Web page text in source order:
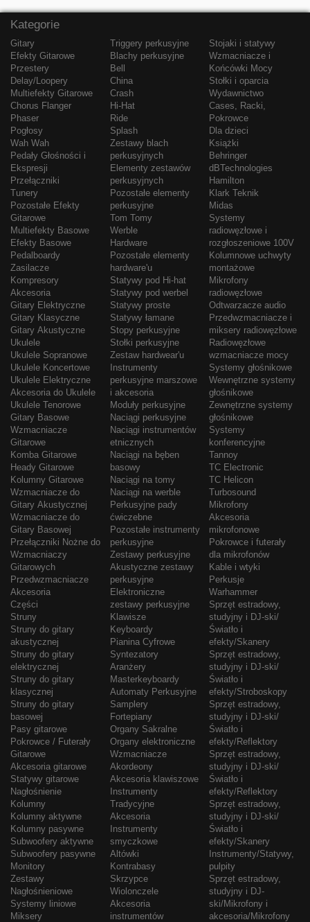
Kategorie
Gitary
Efekty Gitarowe
Przestery
Delay/Loopery
Multiefekty Gitarowe
Chorus Flanger
Phaser
Pogłosy
Wah Wah
Pedały Głośności i
Ekspresji
Przełączniki
Tunery
Pozostałe Efekty
Gitarowe
Multiefekty Basowe
Efekty Basowe
Pedalboardy
Zasilacze
Kompresory
Akcesoria
Gitary Elektryczne
Gitary Klasyczne
Gitary Akustyczne
Ukulele
Ukulele Sopranowe
Ukulele Koncertowe
Ukulele Elektryczne
Akcesoria do Ukulele
Ukulele Tenorowe
Gitary Basowe
Wzmacniacze
Gitarowe
Komba Gitarowe
Heady Gitarowe
Kolumny Gitarowe
Wzmacniacze do
Gitary Akustycznej
Wzmacniacze do
Gitary Basowej
Przełączniki Nożne do
Wzmacniaczy
Gitarowych
Przedwzmacniacze
Akcesoria
Części
Struny
Struny do gitary
akustycznej
Struny do gitary
elektrycznej
Struny do gitary
klasycznej
Struny do gitary
basowej
Pasy gitarowe
Pokrowce / Futerały
Gitarowe
Akcesoria gitarowe
Statywy gitarowe
Nagłośnienie
Kolumny
Kolumny aktywne
Kolumny pasywne
Subwoofery aktywne
Subwoofery pasywne
Monitory
Zestawy
Nagłośnieniowe
Systemy liniowe
Miksery
Triggery perkusyjne
Blachy perkusyjne
Bell
China
Crash
Hi-Hat
Ride
Splash
Zestawy blach
perkusyjnych
Elementy zestawów
perkusyjnych
Pozostałe elementy
perkusyjne
Tom Tomy
Werble
Hardware
Pozostałe elementy
hardware'u
Statywy pod Hi-hat
Statywy pod werbel
Statywy proste
Statywy łamane
Stopy perkusyjne
Stołki perkusyjne
Zestaw hardwear'u
Instrumenty
perkusyjne marszowe
i akcesoria
Moduły perkusyjne
Naciągi perkusyjne
Naciągi instrumentów
etnicznych
Naciągi na bęben
basowy
Naciągi na tomy
Naciągi na werble
Perkusyjne pady
ćwiczebne
Pozostałe instrumenty
perkusyjne
Zestawy perkusyjne
Akustyczne zestawy
perkusyjne
Elektroniczne
zestawy perkusyjne
Klawisze
Keyboardy
Pianina Cyfrowe
Syntezatory
Aranżery
Masterkeyboardy
Automaty Perkusyjne
Samplery
Fortepiany
Organy Sakralne
Organy elektroniczne
Wzmacniacze
Akordeony
Akcesoria klawiszowe
Instrumenty
Tradycyjne
Akcesoria
Instrumenty
smyczkowe
Altówki
Kontrabasy
Skrzypce
Wiolonczele
Akcesoria
instrumentów
Stojaki i statywy
Wzmacniacze i
Końcówki Mocy
Stołki i oparcia
Wydawnictwo
Cases, Racki,
Pokrowce
Dla dzieci
Książki
Behringer
dBTechnologies
Hamilton
Klark Teknik
Midas
Systemy
radiowęzłowe i
rozgłoszeniowe 100V
Kolumnowe uchwyty
montażowe
Mikrofony
radiowęzłowe
Odtwarzacze audio
Przedwzmacniacze i
miksery radiowęzłowe
Radiowęzłowe
wzmacniacze mocy
Systemy głośnikowe
Wewnętrzne systemy
głośnikowe
Zewnętrzne systemy
głośnikowe
Systemy
konferencyjne
Tannoy
TC Electronic
TC Helicon
Turbosound
Mikrofony
Akcesoria
mikrofonowe
Pokrowce i futerały
dla mikrofonów
Kable i wtyki
Perkusje
Warhammer
Sprzęt estradowy,
studyjny i DJ-ski/
Światło i
efekty/Skanery
Sprzęt estradowy,
studyjny i DJ-ski/
Światło i
efekty/Stroboskopy
Sprzęt estradowy,
studyjny i DJ-ski/
Światło i
efekty/Reflektory
Sprzęt estradowy,
studyjny i DJ-ski/
Światło i
efekty/Reflektory
Sprzęt estradowy,
studyjny i DJ-ski/
Światło i
efekty/Skanery
Instrumenty/Statywy,
pulpity
Sprzęt estradowy,
studyjny i DJ-
ski/Mikrofony i
akcesoria/Mikrofony